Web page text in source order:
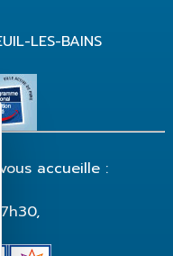
LES-BAINS
accueille :